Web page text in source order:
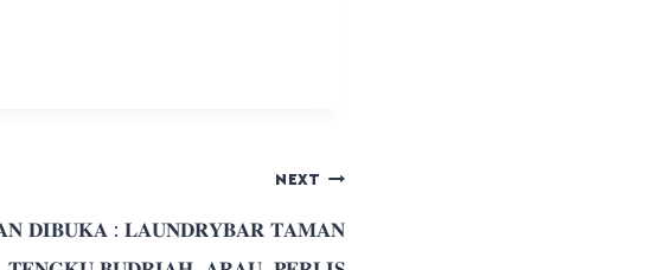
NEXT
𝐃𝐈𝐁𝐔𝐊𝐀 : 𝐋𝐀𝐔𝐍𝐃𝐑𝐘𝐁𝐀𝐑 𝐓𝐀𝐌𝐀𝐍